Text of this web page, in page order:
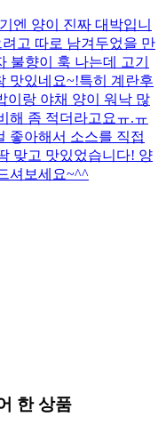
엔 양이 진짜 대박입니
고 따로 남겨두었을 만
불향이 훅 나는데 고기
맛있네요~!특히 계란후
이랑 야채 양이 워낙 많
해 좀 적더라고요ㅠ.ㅠ
좋아해서 소스를 직접
맞고 맛있었습니다! 양
셔보세요~^^
한 상품